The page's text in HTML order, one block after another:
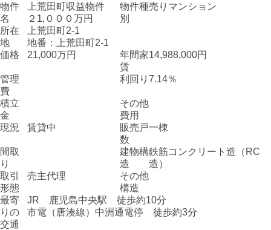
建物総延床：1010.46㎡
満室想定利回り：7.14%
物件
名
上荒田町収益物件
２1,０００万円
物件種
別
売りマンション
所在
地
上荒田町2-1
地番：上荒田町2-1
価格
21,000万円
年間家
賃
14,988,000円
管理
費
利回り 7.14％
積立
金
その他
費用
現況
賃貸中
販売戸
数
一棟
間取
り
建物構
造
鉄筋コンクリート造（RC
造）
取引
形態
売主代理
その他
構造
最寄
りの
交通
JR 鹿児島中央駅 徒歩約10分
市電（唐湊線）中洲通電停 徒歩約3分